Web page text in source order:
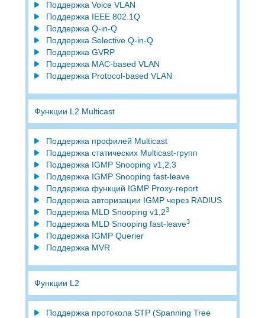
Поддержка Voice VLAN
Поддержка IEEE 802.1Q
Поддержка Q-in-Q
Поддержка Selective Q-in-Q
Поддержка GVRP
Поддержка MAC-based VLAN
Поддержка Protocol-based VLAN
Функции L2 Multicast
Поддержка профилей Multicast
Поддержка статических Multicast-групп
Поддержка IGMP Snooping v1,2,3
Поддержка IGMP Snooping fast-leave
Поддержка функций IGMP Proxy-report
Поддержка авторизации IGMP через RADIUS
Поддержка MLD Snooping v1,23
Поддержка MLD Snooping fast-leave3
Поддержка IGMP Querier
Поддержка MVR
Функции L2
Поддержка протокола STP (Spanning Tree